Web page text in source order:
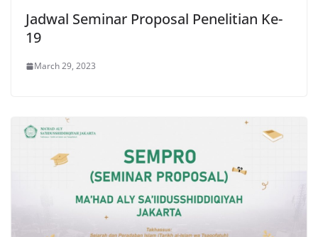
Jadwal Seminar Proposal Penelitian Ke-
19
March 29, 2023